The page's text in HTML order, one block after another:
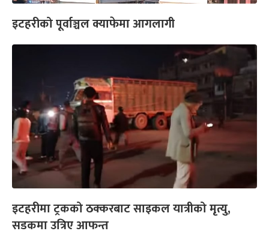
इटहरीको पूर्वाञ्चल क्याफेमा आगलागी
इटहरीमा ट्रकको ठक्करबाट साइकल यात्रीको मृत्यु,
सडकमा उत्रिए आफन्त